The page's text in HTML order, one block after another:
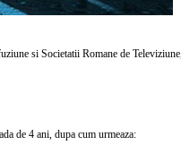
si Societatii Romane de Televiziune,
de 4 ani, dupa cum urmeaza: